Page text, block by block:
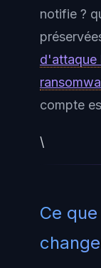
notifie ?
d'attaque
compte
\
Ce